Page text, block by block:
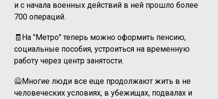
и с начала военных действий в ней прошло более
700 операций.
🧾На "Метро" теперь можно оформить пенсию,
социальные пособия, устроиться на временную
работу через центр занятости.
🙅Многие люди все еще продолжают жить в не
человеческих условиях, в убежищах, подвалах и